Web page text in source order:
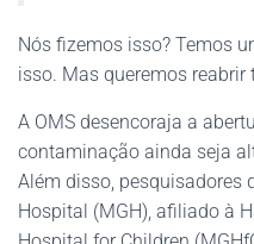
Nós fizemos isso? Temos
isso. Mas queremos reabrir
A OMS desencoraja a
contaminação ainda seja
Além disso, pesquisadores
Hospital (MGH), afiliado à